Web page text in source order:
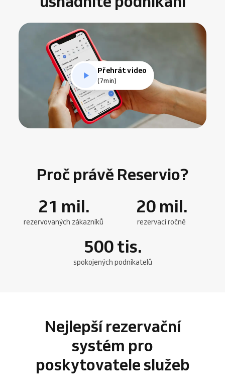
Přehrát video
(7min)
Proč právě Reservio?
21 mil.
rezervovaných zákazníků
20 mil.
rezervací ročně
500tis.
spokojených podnikatelů
Nejlepší rezervační
systém pro
poskytovatele služeb